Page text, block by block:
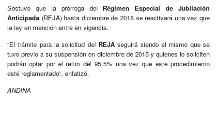
Sostuvo que la prórroga del Régimen Especial de Jubilación
Anticipada (REJA) hasta diciembre de 2018 se reactivará una vez que
la ley en mención entre en vigencia.
“El trámite para la solicitud del REJA seguirá siendo el mismo que se
tuvo previo a su suspensión en diciembre de 2015 y quienes lo soliciten
podrán optar por el retiro del 95.5% una vez que este procedimiento
esté reglamentado”, enfatizó.
ANDINA